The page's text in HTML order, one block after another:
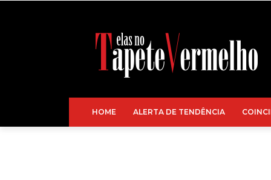
HOME ALERTA DE TENDÊNCIA